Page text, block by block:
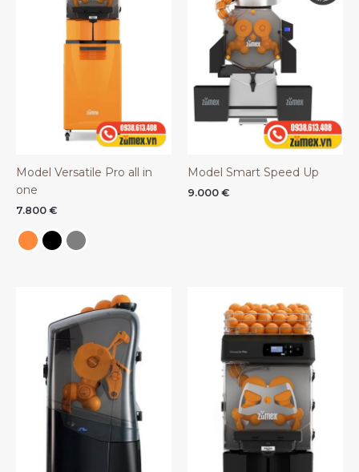
Model Versatile Pro all in
one
7.800 €
Model Smart Speed Up
9.000 €